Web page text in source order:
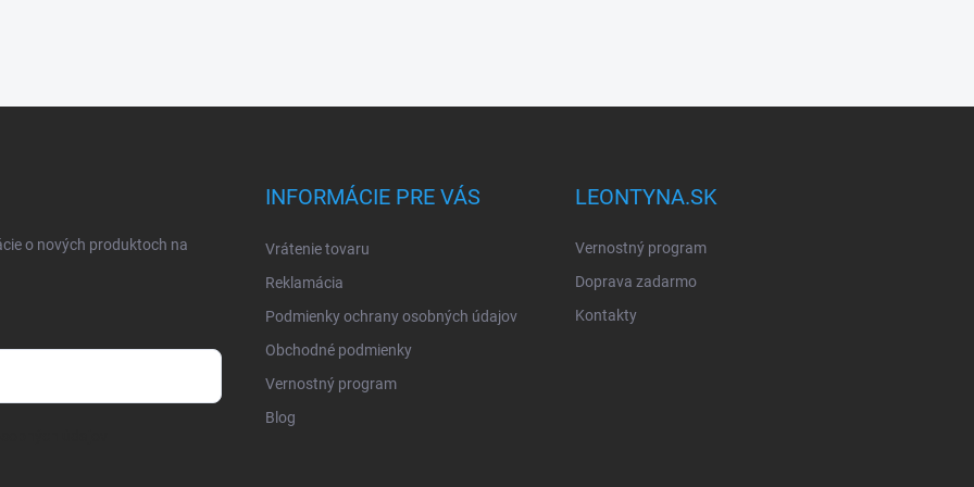
o nových produktoch na
INFORMÁCIE PRE VÁS
Vrátenie tovaru
Reklamácia
Podmienky ochrany osobných údajov
Obchodné podmienky
Vernostný program
Blog
LEONTYNA.SK
Vernostný program
Doprava zadarmo
Kontakty